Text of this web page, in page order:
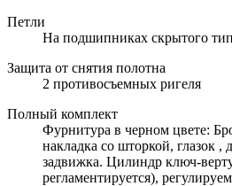
Петли
На подшипниках скрытого
Защита от снятия полотна
2 противосъемных ригеля
Полный комплект
Фурнитура в черном цвете:
накладка со шторкой, глазок ,
задвижка. Цилиндр ключ-
регламентируется),